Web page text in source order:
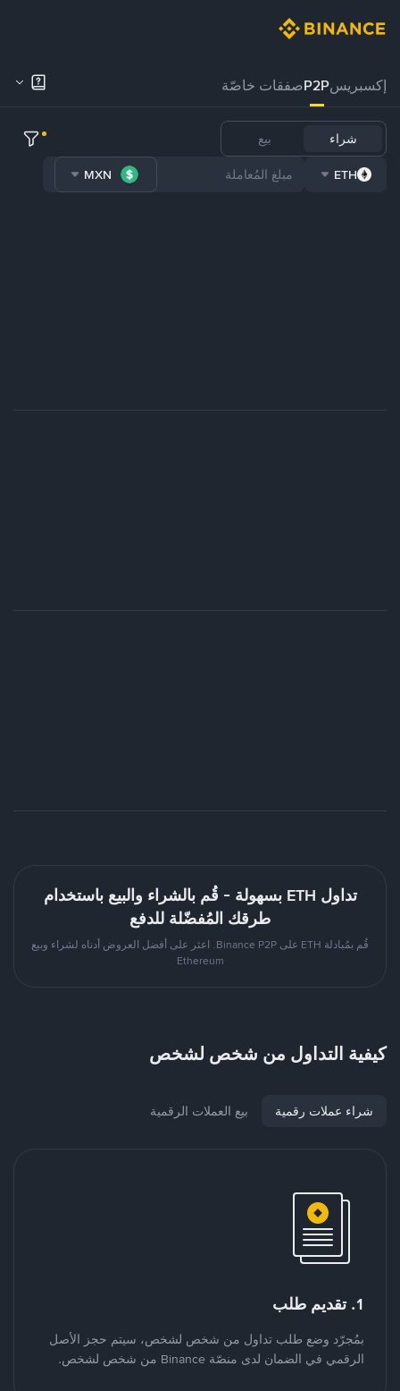
إكسبريسP2Pصفقات خاصّة
شراء بيع
ETH
MXN
تداول ETH بسهولة - قُم بالشراء والبيع باستخدام
طرقك المُفضّلة للدفع
قُم بمُبادلة ETH على Binance P2P. اعثر على أفضل العروض أدناه لشراء وبيع
Ethereum
كيفية التداول من شخص لشخص
شراء عملات رقمية بيع العملات الرقمية
1. تقديم طلب
بمُجرّد وضع طلب تداول من شخص لشخص، سيتم حجز الأصل
الرقمي في الضمان لدى منصّة Binance من شخص لشخص.